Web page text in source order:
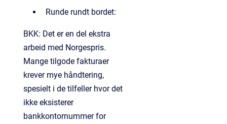
Runde rundt bordet:
BKK: Det er en del ekstra
arbeid med Norgespris.
Mange tilgode fakturaer
krever mye håndtering,
spesielt i de tilfeller hvor det
ikke eksisterer
bankkontornummer for